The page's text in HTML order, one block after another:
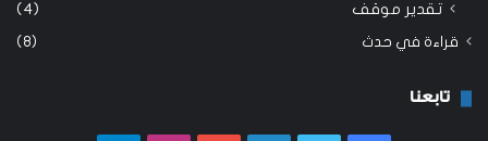
تقدير موقف (4)
قراءة في حدث (8)
تابعنا